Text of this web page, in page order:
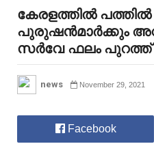
കേരളത്തിൽ പത്തിൽ
പുരുഷൻമാർക്കും
സർവേ ഫലം പുറത്ത്
news November 29, 2021
Facebook